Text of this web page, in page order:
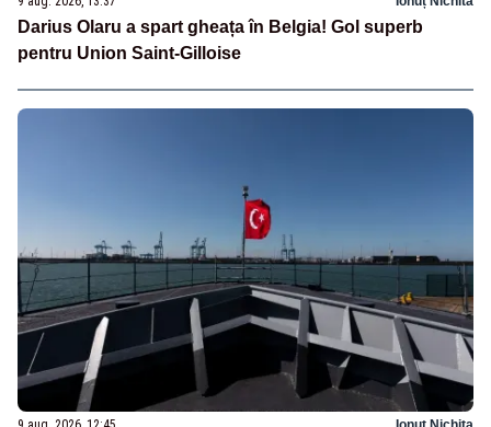
Darius Olaru a spart gheața în Belgia! Gol superb
pentru Union Saint-Gilloise